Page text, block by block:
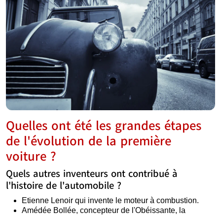
Quelles ont été les grandes étapes
de l'évolution de la première
voiture ?
Quels autres inventeurs ont contribué à
l'histoire de l'automobile ?
Etienne Lenoir qui invente le moteur à combustion.
Amédée Bollée, concepteur de l'Obéissante, la